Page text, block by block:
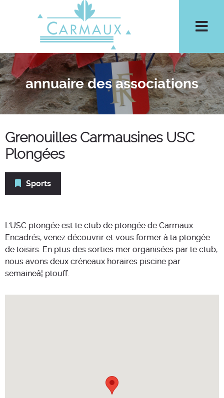
Aller à la recherche
annuaire des associations
Grenouilles Carmausines USC
Plongées
Sports
L'USC plongée est le club de plongée de Carmaux.
Encadrés, venez découvrir et vous former à la plongée
de loisirs. En plus des sorties mer organisées par le club,
nous avons deux créneaux horaires piscine par
semaineâ¦ plouff.